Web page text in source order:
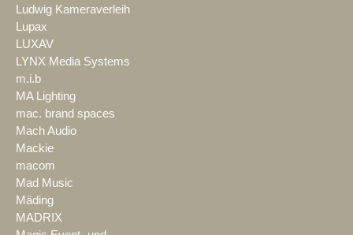
Ludwig Kameraverleih
Lupax
LUXAV
LYNX Media Systems
m.i.b
MA Lighting
mac. brand spaces
Mach Audio
Mackie
macom
Mad Music
Mäding
MADRIX